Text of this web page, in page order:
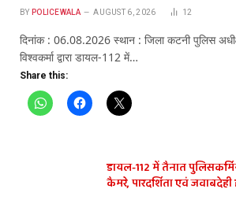
BY POLICEWALA AUGUST 6, 2026 12
दिनांक : 06.08.2026 स्थान : जिला कटनी पुलिस
विश्वकर्मा द्वारा डायल-112 में…
Share this:
डायल-112 में तैनात
कैमरे, पारदर्शिता एवं